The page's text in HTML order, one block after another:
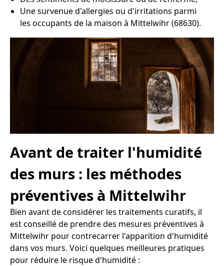
Une survenue d'allergies ou d'irritations parmi
les occupants de la maison à Mittelwihr (68630).
Avant de traiter l'humidité
des murs : les méthodes
préventives à Mittelwihr
Bien avant de considérer les traitements curatifs, il
est conseillé de prendre des mesures préventives à
Mittelwihr pour contrecarrer l'apparition d'humidité
dans vos murs. Voici quelques meilleures pratiques
pour réduire le risque d'humidité :